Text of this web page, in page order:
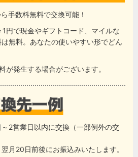
手数料無料で交換可能！
円で現金やギフトコード、マイルな
無料。あなたの使いやすい形でどん
が発生する場合がございます。
2営業日以内に交換（一部例外の交
月20日前後にお振込みいたします。